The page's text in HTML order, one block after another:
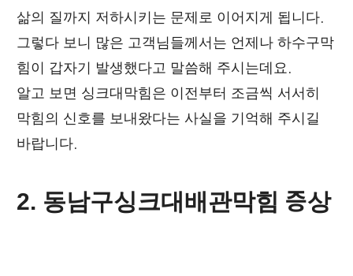
삶의 질까지 저하시키는 문제로 이어지게 됩니다.
그렇다 보니 많은 고객님들께서는 언제나 하수구막
힘이 갑자기 발생했다고 말씀해 주시는데요.
알고 보면 싱크대막힘은 이전부터 조금씩 서서히
막힘의 신호를 보내왔다는 사실을 기억해 주시길
바랍니다.
2. 동남구싱크대배관막힘 증상